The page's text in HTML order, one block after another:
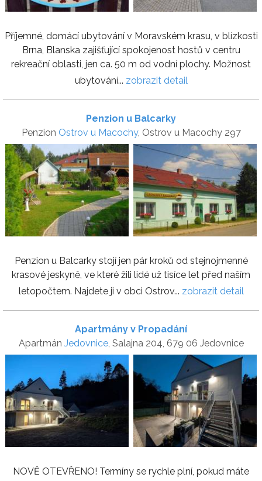
Příjemné, domácí ubytování v Moravském krasu, v blízkosti
Brna, Blanska zajišťující spokojenost hostů v centru
rekreační oblasti, jen ca. 50 m od vodní plochy. Možnost
ubytování... zobrazit detail
Penzion u Balcarky
Penzion Ostrov u Macochy, Ostrov u Macochy 297
Penzion u Balcarky stojí jen pár kroků od stejnojmenné
krasové jeskyně, ve které žili lidé už tisíce let před naším
letopočtem. Najdete ji v obci Ostrov... zobrazit detail
Apartmány v Propadání
Apartmán Jedovnice, Salajna 204, 679 06 Jedovnice
NOVĚ OTEVŘENO! Termíny se rychle plní, pokud máte